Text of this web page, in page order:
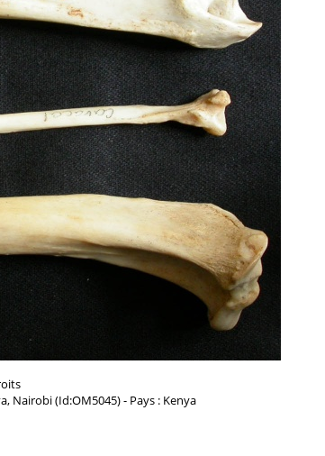
Nairobi (Id:OM5045) - Pays : Kenya